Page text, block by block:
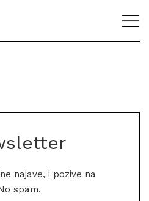
najave, i pozive na
spam.